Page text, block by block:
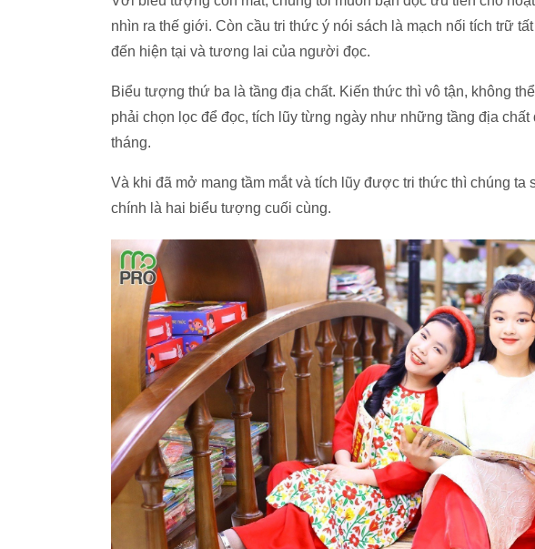
nhìn ra thế giới. Còn cầu tri thức ý nói sách là mạch nối tích trữ
đến hiện tại và tương lai của người đọc.
Biểu tượng thứ ba là tầng địa chất. Kiến thức thì vô tận, không
phải chọn lọc để đọc, tích lũy từng ngày như những tầng địa
tháng.
Và khi đã mở mang tầm mắt và tích lũy được tri thức thì chúng ta
chính là hai biểu tượng cuối cùng.